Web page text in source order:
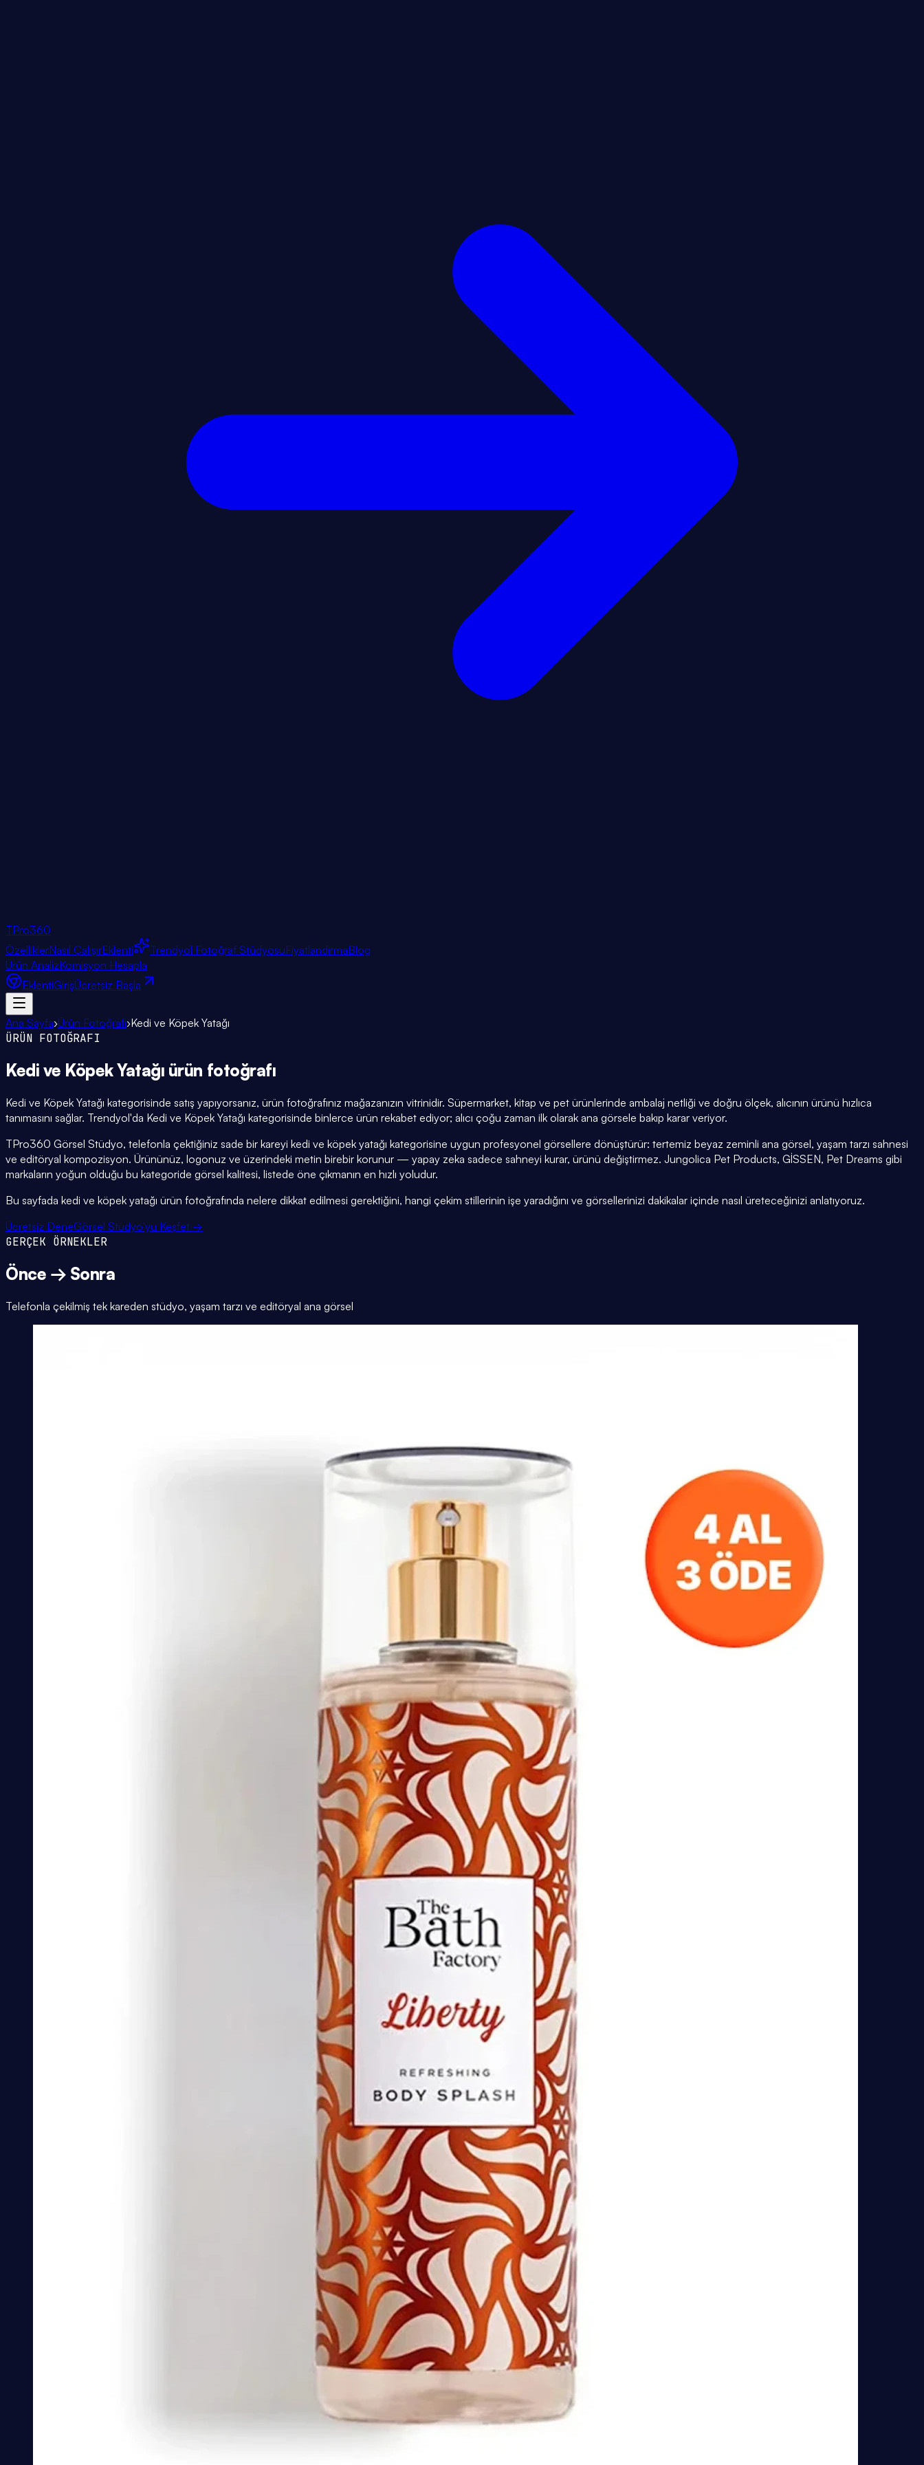
TPro360
ÖzelliklerNasıl ÇalışırEklenti Trendyol Fotoğraf StüdyosuFiyatlandırmaBlog
Ürün AnalizKomisyon Hesapla
EklentiGirişÜcretsiz Başla
Ana Sayfa›Ürün Fotoğrafı›Kedi ve Köpek Yatağı
ÜRÜN FOTOĞRAFI
Kedi ve Köpek Yatağı ürün fotoğrafı
Kedi ve Köpek Yatağı kategorisinde satış yapıyorsanız, ürün fotoğrafınız mağazanızın vitrinidir. Süpermarket, kitap ve pet ürünlerinde ambalaj netliği ve doğru ölçek, alıcının ürünü hızlıca
tanımasını sağlar. Trendyol'da Kedi ve Köpek Yatağı kategorisinde binlerce ürün rekabet ediyor; alıcı çoğu zaman ilk olarak ana görsele bakıp karar veriyor.
TPro360 Görsel Stüdyo, telefonla çektiğiniz sade bir kareyi kedi ve köpek yatağı kategorisine uygun profesyonel görsellere dönüştürür: tertemiz beyaz zeminli ana görsel, yaşam tarzı sahnesi
ve editöryal kompozisyon. Ürününüz, logonuz ve üzerindeki metin birebir korunur — yapay zeka sadece sahneyi kurar, ürünü değiştirmez. Jungolica Pet Products, GİSSEN, Pet Dreams gibi
markaların yoğun olduğu bu kategoride görsel kalitesi, listede öne çıkmanın en hızlı yoludur.
Bu sayfada kedi ve köpek yatağı ürün fotoğrafında nelere dikkat edilmesi gerektiğini, hangi çekim stillerinin işe yaradığını ve görsellerinizi dakikalar içinde nasıl üreteceğinizi anlatıyoruz.
Ücretsiz DeneGörsel Stüdyo'yu Keşfet →
GERÇEK ÖRNEKLER
Önce → Sonra
Telefonla çekilmiş tek kareden stüdyo, yaşam tarzı ve editöryal ana görsel